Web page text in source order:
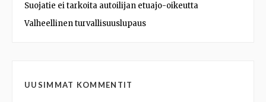
Suojatie ei tarkoita autoilijan etuajo-oikeutta
Valheellinen turvallisuuslupaus
UUSIMMAT KOMMENTIT